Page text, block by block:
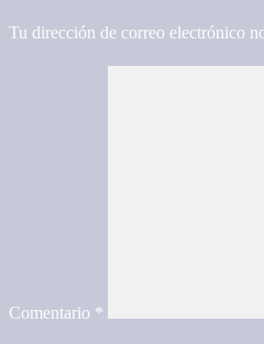
Tu dirección de correo electrónico
Comentario *